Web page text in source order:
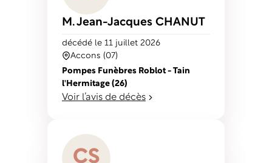
M. Jean-Jacques CHANUT
Accons (07)
décédé le 11 juillet 2026
Pompes Funèbres Roblot - Tain
l'Hermitage (26)
Voir l’avis de décès
CS